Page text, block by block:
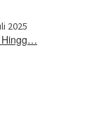
2025
Hingg…